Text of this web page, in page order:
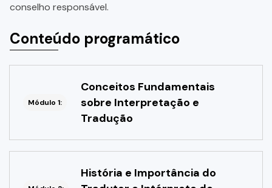
conselho responsável.
Conteúdo programático
Módulo 1:
Conceitos Fundamentais
sobre Interpretação e
Tradução
História e Importância do